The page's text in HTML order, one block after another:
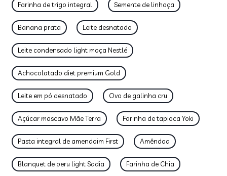
Farinha de trigo integral Semente de linhaça
Banana prata Leite desnatado
Leite condensado light moça Nestlé
Achocolatado diet premium Gold
Leite em pó desnatado Ovo de galinha cru
Açúcar mascavo Mãe Terra Farinha de tapioca Yoki
Pasta integral de amendoim First Amêndoa
Blanquet de peru light Sadia Farinha de Chia